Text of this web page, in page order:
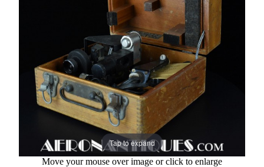
Tap to expand
Move your mouse over image or click to enlarge